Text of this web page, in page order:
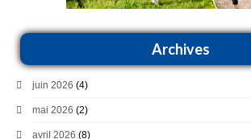
Archives
juin 2026 (4)
mai 2026 (2)
avril 2026 (8)